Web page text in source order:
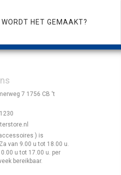
WORDT HET GEMAAKT?
7 1756 CB 't
) is
van 9.00 u tot 18.00 u.
u tot 17.00 u. per
bereikbaar.